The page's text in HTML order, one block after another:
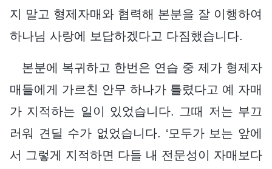
지 말고 형제자매와 협력해 본분을 잘 이행하여
하나님 사랑에 보답하겠다고 다짐했습니다.
본분에 복귀하고 한번은 연습 중 제가 형제자
매들에게 가르친 안무 하나가 틀렸다고 예 자매
가 지적하는 일이 있었습니다. 그때 저는 부끄
러워 견딜 수가 없었습니다. ‘모두가 보는 앞에
서 그렇게 지적하면 다들 내 전문성이 자매보다